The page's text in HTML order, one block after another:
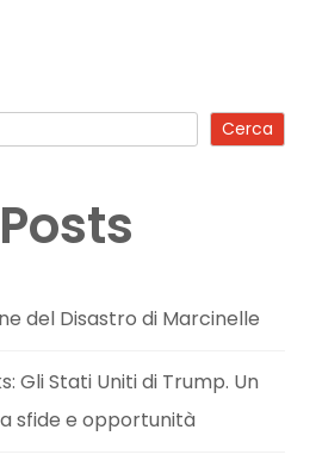
Cerca
del Disastro di Marcinelle
Gli Stati Uniti di Trump. Un
sfide e opportunità